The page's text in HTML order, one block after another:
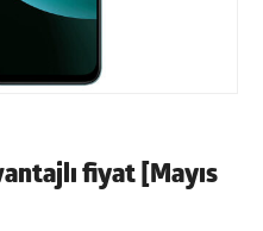
fiyat [Mayıs